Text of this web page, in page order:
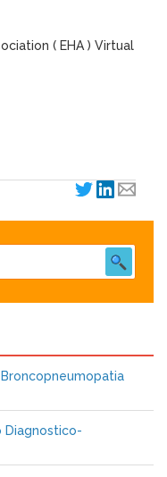
( EHA ) Virtual
Diagnostico-